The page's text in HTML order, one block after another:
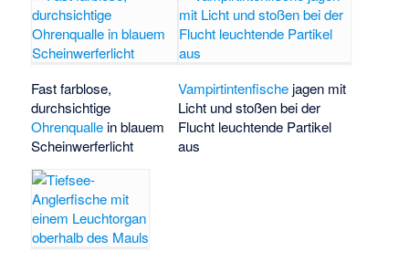
Fast farblose,
durchsichtige
Ohrenqualle in blauem
Scheinwerferlicht
Vampirtintenfische jagen mit
Licht und stoßen bei der
Flucht leuchtende Partikel
aus